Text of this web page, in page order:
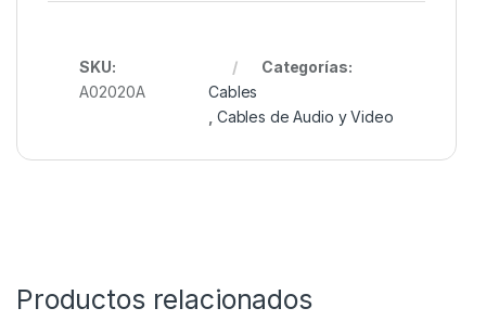
SKU:
A02020A
Categorías:
Cables
Cables de Audio y Video
Productos relacionados